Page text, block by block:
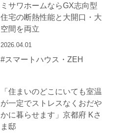
ミサワホームならGX志向型
住宅の断熱性能と大開口・大
空間を両立
2026.04.01
#スマートハウス・ZEH
「住まいのどこにいても室温
が一定でストレスなくおだや
かに暮らせます」京都府 Kさ
ま邸